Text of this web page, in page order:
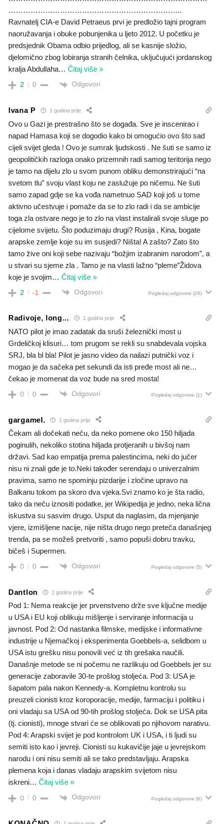
……………………………………………………………..
Ravnatelj CIA-e David Petraeus prvi je predložio tajni program
naoružavanja i obuke pobunjenika u ljeto 2012. U početku je
predsjednik Obama odbio prijedlog, ali se kasnije složio,
djelomično zbog lobiranja stranih čelnika, uključujući jordanskog
kralja Abdullaha… Čitaj više »
2 0 Odgovori
Ivana P 1 godina prije
Ovo u Gazi je prestrašno što se događa. Sve je inscenirao i
napad Hamasa koji se dogodio kako bi omogućio ovo što sad
cijeli svijet gleda ! Ovo je sumrak ljudskosti . Ne šuti se samo iz
geopolitičkih razloga onako prizemnih radi samog teritorija nego
je tamo na dijelu zlo u svom punom obliku demonstrirajući “na
svetom tlu” svoju vlast koju ne zaslužuje po ničemu. Ne šuti
samo zapad gdje se ka vođa nametnuo SAD koji još u tome
aktivno učestvuje i pomaže da se to zlo radi i da se ambicije
toga zla ostvare nego je to zlo na vlast instalirali svoje sluge po
cijelome svijetu. Što poduzimaju drugi? Rusija , Kina, bogate
arapske zemlje koje su im susjedi? Ništa! A zašto? Zato što
tamo žive oni koji sebe nazivaju “božjim izabranim narodom”, a
u stvari su sjeme zla . Tamo je na vlasti lažno “pleme”Židova
koje je svojim… Čitaj više »
2 -1 Odgovori Pogledaj odgovore (26)
Radivoje, long... 1 godina prije
NATO pilot je imao zadatak da sruši železnički most u
Grdeličkoj klisuri… tom prugom se rekli su snabdevala vojska
SRJ, bla bl bla! Pilot je jasno video da nailazi putnički voz i
mogao je da sačeka pet sekundi da isti pređe most ali ne…
čekao je momenat da voz bude na sred mosta!
0 0 Odgovori Pogledaj odgovore (1)
gargamel. 1 godina prije
Čekam ali dočekati neču, da neko pomene oko 150 hiljada
poginulih, nekoliko stotina hiljada protjeranih u bivšoj nam
državi. Sad kao empatija prema palestincima, neki do jučer
nisu ni znali gde je to.Neki također serendaju o univerzalnim
pravima, samo ne spominju pizdarije i zločine upravo na
Balkanu tokom pa skoro dva vjeka.Svi znamo ko je šta radio,
tako da neču iznositi podatke, jer Wikipedija je jedno, neka lična
iskustva su sasvim drugo. Usput da naglasim, da mjenjanje
vjere, izmišljene nacije, nije ništa drugo nego preteča današnjeg
trenda, pa se možeš pretvoriti , samo popuši dobru travku,
bičeš i Supermen.
0 0 Odgovori Pogledaj odgovore (5)
Dantlon 1 godina prije
Pod 1: Nema reakcije jer prvenstveno drže sve ključne medije
u USA i EU koji oblikuju mišljenje i serviranje informacija u
javnost. Pod 2: Od nastanka filmske, medijske i informativne
industrije u Njemačkoj i eksperimenta Goebbels-a, selidbom u
USA istu grešku nisu ponovili već iz tih grešaka naučili.
Današnje metode se ni počemu ne razlikuju od Goebbels jer su
generacije zaboravile 30-te prošlog stoljeća. Pod 3: USA je
šapatom pala nakon Kennedy-a. Kompletnu kontrolu su
preuzeli cionisti kroz koroporacije, medije, farmaciju i politiku i
oni vladaju sa USA od 90-tih prošlog stoljeća. Dok se USA pita
(tj. cionisti), mnoge stvari će se oblikovati po njihovom narativu.
Pod 4: Arapski svijet je pod kontrolom UK i USA, i ti ljudi su
semiti isto kao i jevreji. Cionisti su kukavičije jaje u jevrejskom
narodu i oni nisu semiti ali se tako predstavljaju. Arapska
plemena koja i danas vladaju arapskim svijetom nisu
iskreni… Čitaj više »
0 0 Odgovori Pogledaj odgovore (6)